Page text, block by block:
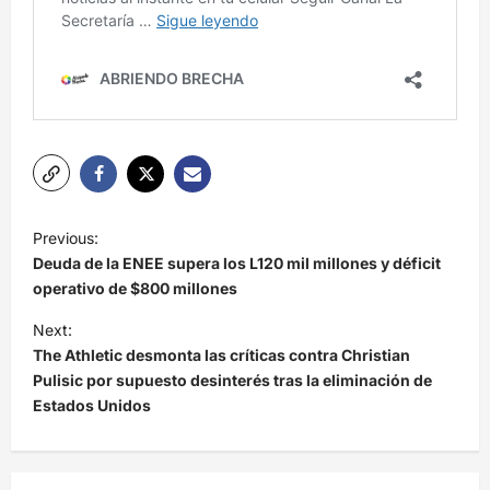
N
a
v
e
g
a
Previous:
Deuda de la ENEE supera los L120 mil millones y déficit
operativo de $800 millones
Next:
The Athletic desmonta las críticas contra Christian
Pulisic por supuesto desinterés tras la eliminación de
Estados Unidos